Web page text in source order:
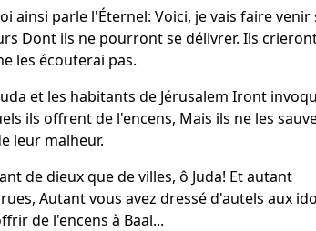
ainsi parle l'Éternel: Voici, je vais faire venir
Dont ils ne pourront se délivrer. Ils
les écouterai pas.
et les habitants de Jérusalem Iront
ils offrent de l'encens, Mais ils ne les
leur malheur.
de dieux que de villes, ô Juda! Et autant
Autant vous avez dressé d'autels aux
de l'encens à Baal...